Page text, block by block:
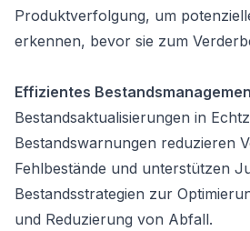
Produktverfolgung, um
erkennen, bevor sie zum
Effizientes
Bestandsaktualisierungen in
Bestandswarnungen reduzieren
Fehlbestände und unterstützen
Bestandsstrategien zur
und Reduzierung von Abfall.